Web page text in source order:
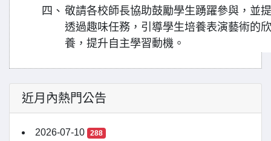
四、 敬請各校師長協助鼓勵學生踴躍參與，並
透過趣味任務，引導學生培養表演藝術的
養，提升自主學習動機。
近月內熱門公告
2026-07-10 288